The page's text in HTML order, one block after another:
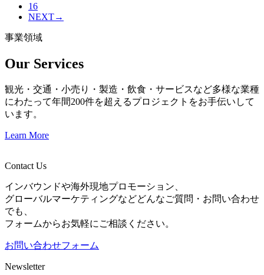
16
NEXT→
事業領域
Our Services
観光・交通・小売り・製造・飲食・サービスなど多様な業種
にわたって年間200件を超えるプロジェクトをお手伝いして
います。
Learn More
Contact Us
インバウンドや海外現地プロモーション、
グローバルマーケティングなどどんなご質問・お問い合わせ
でも、
フォームからお気軽にご相談ください。
お問い合わせフォーム
Newsletter